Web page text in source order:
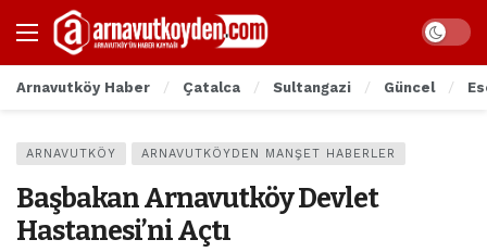
Arnavutköy Haber Çatalca Sultangazi Güncel
ARNAVUTKÖY ARNAVUTKÖYDEN MANŞET HABERLER
Başbakan Arnavutköy Devlet
Hastanesi’ni Açtı